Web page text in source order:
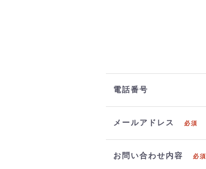
電話番号
メールアドレス 必須
お問い合わせ内容 必須